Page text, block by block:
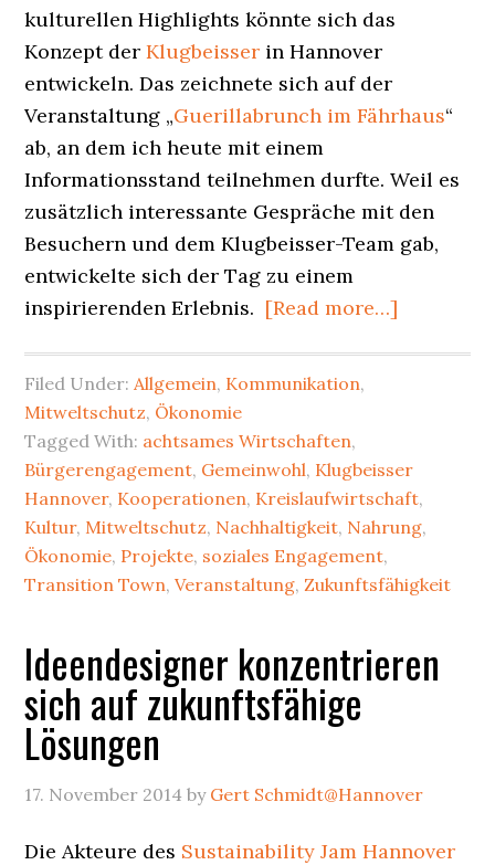
kulturellen Highlights könnte sich das
Konzept derKlugbeisser in Hannover
entwickeln. Das zeichnete sich auf der
Veranstaltung „Guerillabrunch im Fährhaus“
ab, an dem ich heute mit einem
Informationsstand teilnehmen durfte. Weil es
zusätzlich interessante Gespräche mit den
Besuchern und dem Klugbeisser-Team gab,
entwickelte sich der Tag zu einem
inspirierenden Erlebnis. [Read more…]
Linden
schaffen
Filed Under:Allgemein, Kommunikation,
Mitweltschutz, Ökonomie
Tagged With: achtsames Wirtschaften,
Bürgerengagement, Gemeinwohl, Klugbeisser
Hannover, Kooperationen, Kreislaufwirtschaft,
Kultur, Mitweltschutz, Nachhaltigkeit, Nahrung,
Ökonomie, Projekte, soziales Engagement,
Transition Town,Veranstaltung,Zukunftsfähigkeit
Ideendesigner konzentrieren
sich auf zukunftsfähige
Lösungen
17. November 2014 by Gert Schmidt@Hannover
Die Akteure des Sustainability Jam Hannover